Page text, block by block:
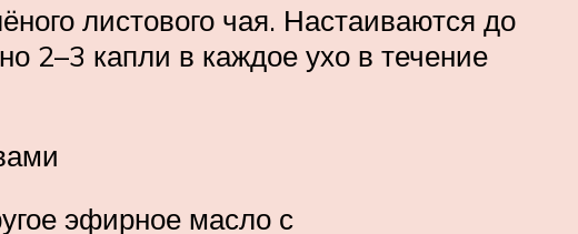
листового чая. Настаиваются до
2–3 капли в каждое ухо в течение
эфирное масло с